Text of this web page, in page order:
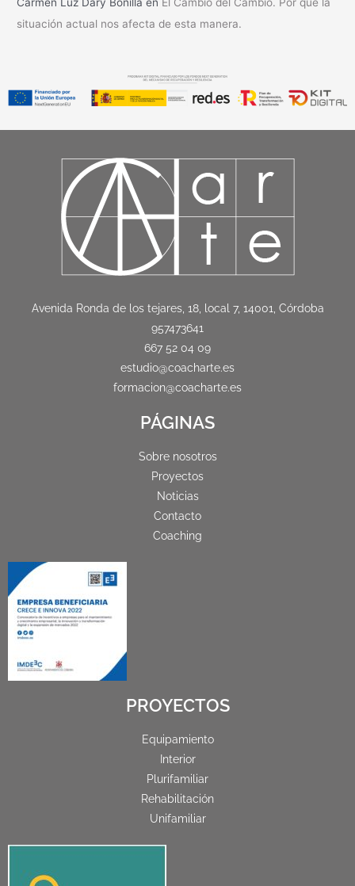
Carmen Luz Dary Bonilla en El Cambio del Cambio. Por qué la
situación actual nos afecta de esta manera.
PROYECTOS
Equipamiento
Interior
Plurifamiliar
Rehabilitación
Unifamiliar
Avenida Ronda de los tejares, 18, local 7, 14001, Córdoba
957473641
667 52 04 09
estudio@coacharte.es
formacion@coacharte.es
PÁGINAS
Sobre nosotros
Proyectos
Noticias
Contacto
Coaching